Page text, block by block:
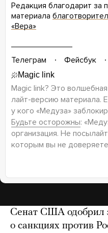
Редакция благодарит за
материала
«Вера»
Телеграм Фейсбук
Magic link? Это
лайт-версию материала.
у кого «Медуза»
Будьте осторожны:
организация. Не
которым вы не
Сенат США одобрил
о санкциях против